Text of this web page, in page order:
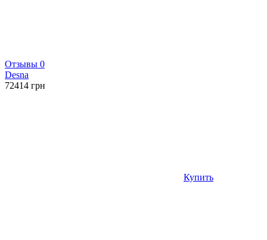
Отзывы 0
Desna
72414 грн
Купить